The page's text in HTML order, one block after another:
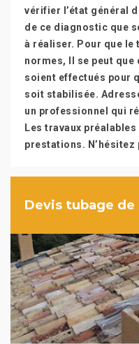
vérifier l’état général
de ce diagnostic que
à réaliser. Pour que le
normes, Il se peut que
soient effectués pour
soit stabilisée.
un professionnel qui
Les travaux
prestations. N’hésitez
Devis tubage de